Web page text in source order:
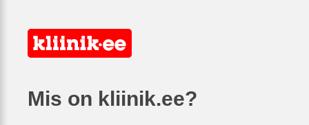
Mis on kliinik.ee?